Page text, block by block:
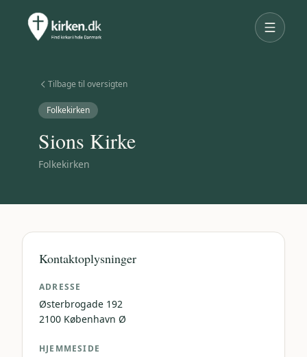
Tilbage til oversigten
Folkekirken
Sions Kirke
Folkekirken
Kontaktoplysninger
ADRESSE
Østerbrogade 192
2100 København Ø
HJEMMESIDE